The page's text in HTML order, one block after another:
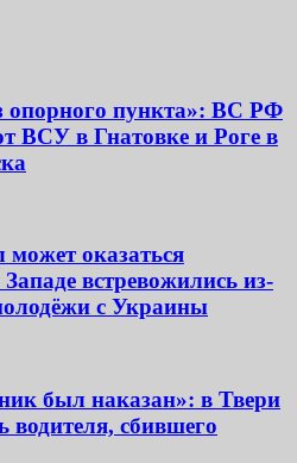
опорного пункта»: ВС РФ
ВСУ в Гнатовке и Роге в
может оказаться
встревожились из-
с Украины
был наказан»: в Твери
водителя, сбившего